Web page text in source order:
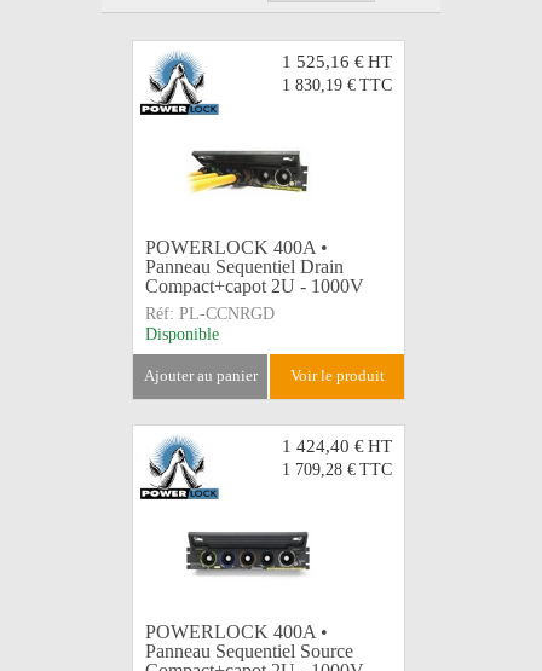
1 525,16 €HT
1 830,19 € TTC
POWERLOCK 400A •
Panneau Sequentiel Drain
Compact+capot 2U - 1000V
Réf: PL-CCNRGD
Disponible
ajouter au panier voir le produit
1 424,40 €HT
1 709,28 € TTC
POWERLOCK 400A •
Panneau Sequentiel Source